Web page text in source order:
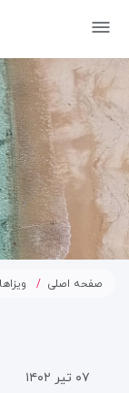
صفحه اصلی ویزاها
۰۷ تیر ۱۴۰۲